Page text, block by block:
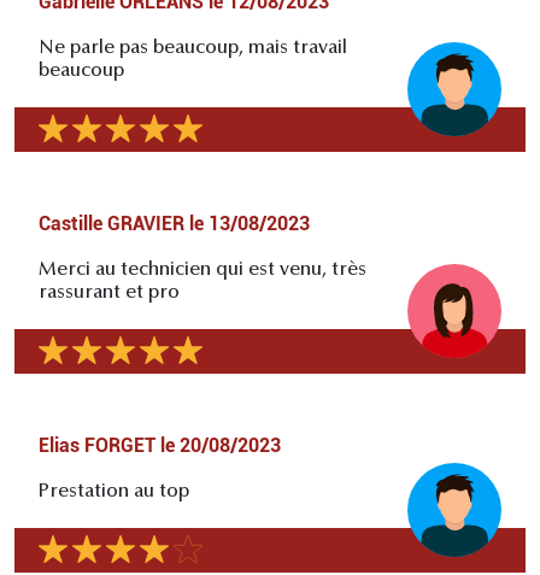
Ne parle pas beaucoup, mais travail
beaucoup
Castille GRAVIER le 13/08/2023
Merci au technicien qui est venu, très
rassurant et pro
Elias FORGET le 20/08/2023
Prestation au top